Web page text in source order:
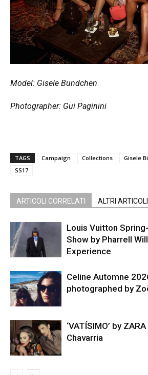
Model: Gisele Bundchen
Photographer: Gui Paginini
TAGS Campaign Collections Gisele
SS17
ARTICOLI CORRELATI ALTRI
Louis Vuitton
Show by Pharrell
Experience
Celine Automne
photographed by
‘VATÍSIMO’ by
Chavarria